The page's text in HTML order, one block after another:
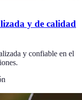
y de calidad
y confiable en el